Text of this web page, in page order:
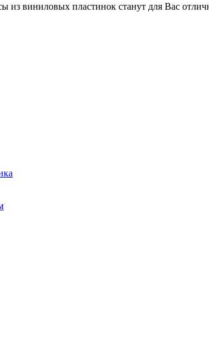
из виниловых пластинок станут для Вас